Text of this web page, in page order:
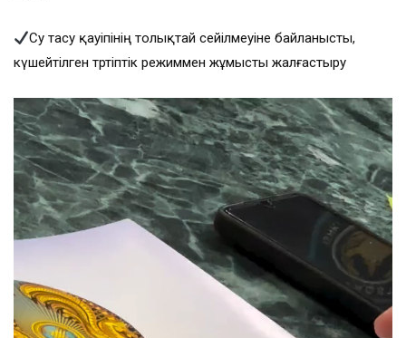
Су тасу қауіпінің толықтай сейілмеуіне байланысты,
күшейтілген тәртіптік режиммен жұмысты жалғастыру
Видеоплеер